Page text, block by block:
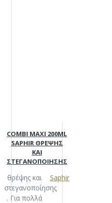
COMBI MAXI 200ML
SAPHIR ΘΡΕΨΗΣ
ΚΑΙ
ΣΤΕΓΑΝΟΠΟΙΗΣΗΣ
θρέψης και
στεγανοποίησης
. Για πολλά
Saphir